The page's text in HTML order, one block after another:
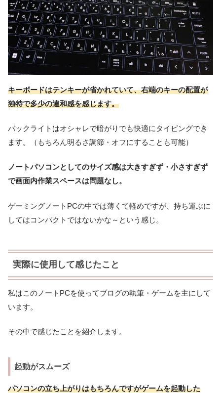
キーボードはテンキーが省かれていて、右端のキーの配置が
独特で多少の違和感を感じます。
バックライトはオシャレで暗がりでも快適にタイピングでき
ます。（もちろん明るさ調節・オフにすることも可能）
ノートパソコンとしてのサイズ感は大きすぎず・小さすぎず
で画面内作業スペースは問題なし。
ゲーミングノートPCの中では薄くて軽めですが、持ち運ぶに
してはコンパクトではないかな～という感じ。
実際に使用して感じたこと
私はこのノートPCを使ってブログの執筆・ゲームを主にして
います。
その中で感じたことを紹介します。
起動がスムーズ
パソコンの立ち上がりはもちろんですがゲームを起動した